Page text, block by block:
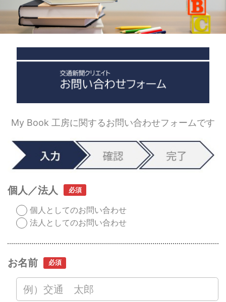
My Book 工房に関するお問い合わせフォームです
個人／法人
個人としてのお問い合わせ
法人としてのお問い合わせ
お名前